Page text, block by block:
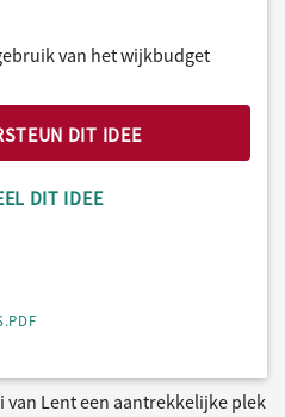
van het wijkbudget
DIT IDEE
DIT IDEE
van Lent een aantrekkelijke plek